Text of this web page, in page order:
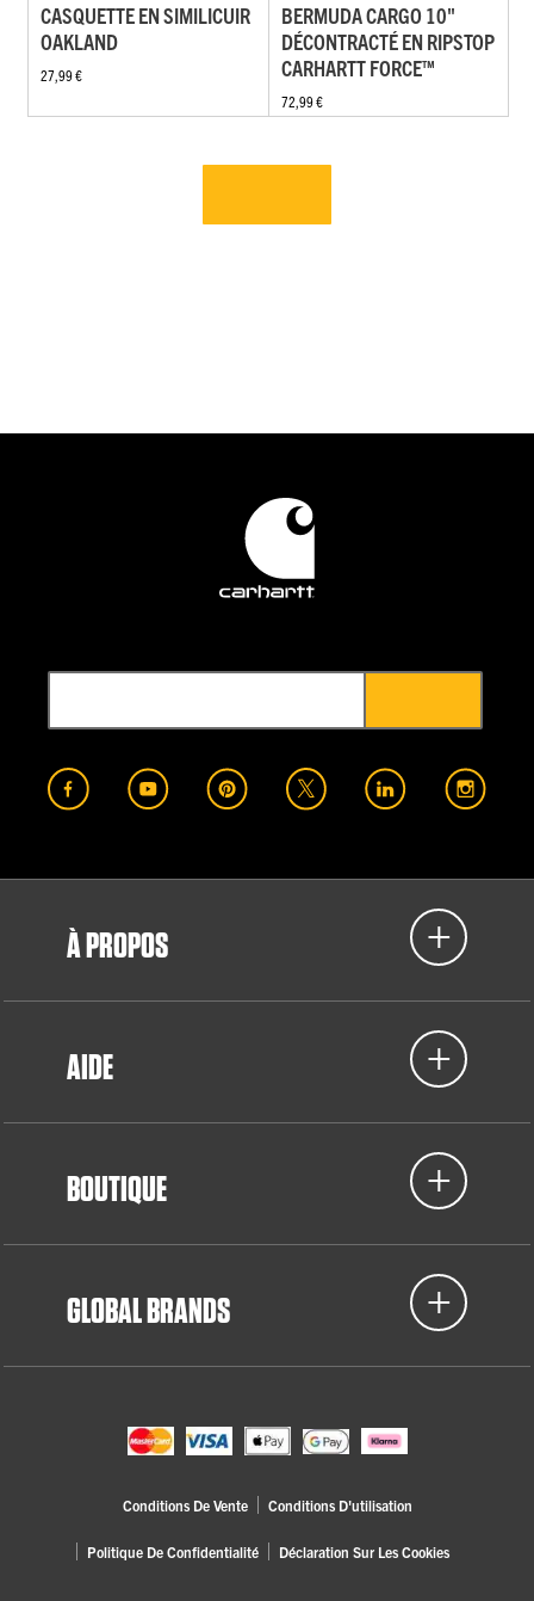
CASQUETTE EN SIMILICUIR
OAKLAND
27,99 €
BERMUDA CARGO 10"
DÉCONTRACTÉ EN RIPSTOP
CARHARTT FORCE™
72,99 €
À PROPOS
AIDE
BOUTIQUE
GLOBAL BRANDS
Conditions De Vente Conditions D'utilisation
Politique De Confidentialité Déclaration Sur Les Cookies